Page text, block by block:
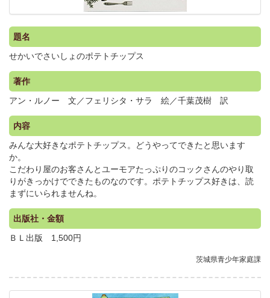
題名
せかいでさいしょのポテトチップス
著作
アン・ルノー 文／フェリシタ・サラ 絵／千葉茂樹 訳
内容
みんな大好きなポテトチップス。どうやってできたと思います
か。
こだわり屋のお客さんとユーモアたっぷりのコックさんのやり取
りがきっかけでできたものなのです。ポテトチップス好きは、読
まずにいられませんね。
出版社・金額
ＢＬ出版 1,500円
茨城県青少年家庭課